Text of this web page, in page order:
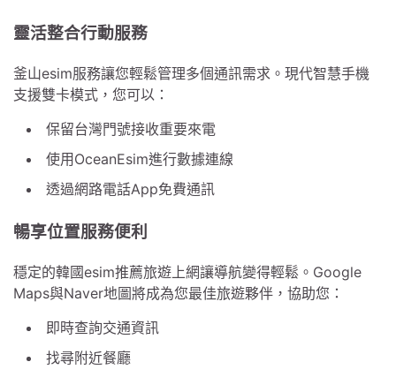
靈活整合行動服務
釜山esim服務讓您輕鬆管理多個通訊需求。現代智慧手機
支援雙卡模式，您可以：
保留台灣門號接收重要來電
使用OceanEsim進行數據連線
透過網路電話App免費通訊
暢享位置服務便利
穩定的韓國esim推薦旅遊上網讓導航變得輕鬆。Google
Maps與Naver地圖將成為您最佳旅遊夥伴，協助您：
即時查詢交通資訊
找尋附近餐廳